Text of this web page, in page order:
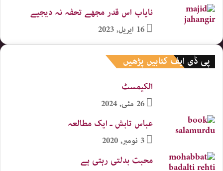
نایاب اس قدر مجھے تحفہ نہ دیجیے
16 اپریل, 2023
پی ڈی ایف کتابیں پڑھیں
الکیمسٹ
26 مئی, 2024
عباس تابش ـ ایک مطالعہ
3 نومبر, 2020
محبت بدلتی رہتی ہے